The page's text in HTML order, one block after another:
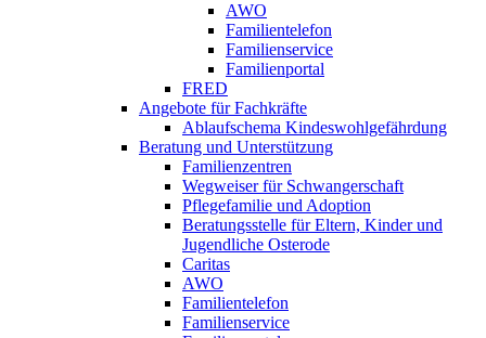
AWO
Familientelefon
Familienservice
Familienportal
FRED
Angebote für Fachkräfte
Ablaufschema Kindeswohlgefährdung
Beratung und Unterstützung
Familienzentren
Wegweiser für Schwangerschaft
Pflegefamilie und Adoption
Beratungsstelle für Eltern, Kinder und
Jugendliche Osterode
Caritas
AWO
Familientelefon
Familienservice